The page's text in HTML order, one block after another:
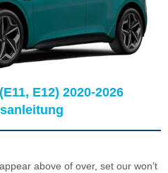
E12) 2020-2026
above of over, set our won’t